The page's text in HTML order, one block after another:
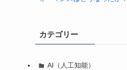
カテゴリー
AI（人工知能）